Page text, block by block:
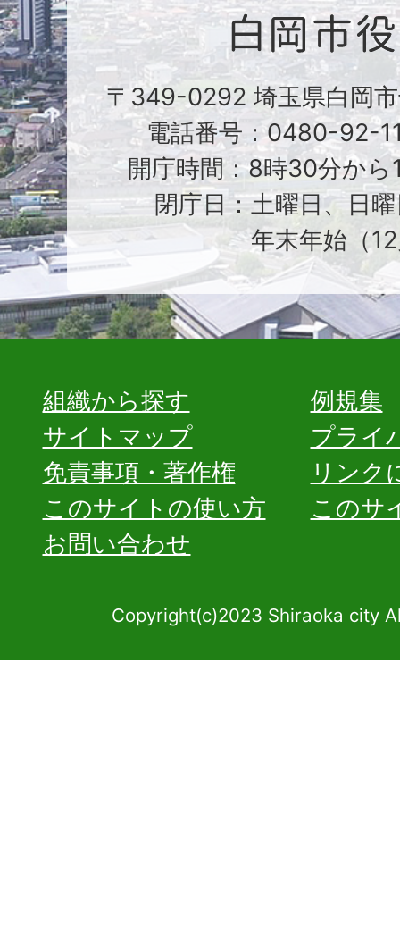
〒349-0292 埼玉県白岡
電話番号：0480-92-
開庁時間：8時30分から
閉庁日：土曜日、日
年末年始（
組織から探す
例規集
サイトマップ
プライ
免責事項・著作権
リンク
このサイトの使い方
このサ
お問い合わせ
Copyright(c)2023 Shiraoka city